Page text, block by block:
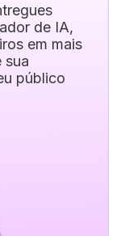
de IA,
em mais
sua
público